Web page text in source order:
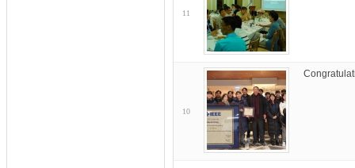
11
10